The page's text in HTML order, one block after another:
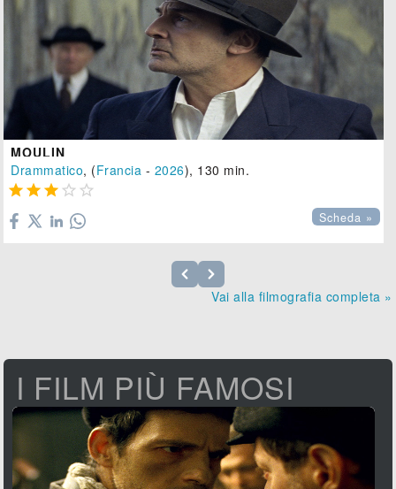
MOULIN
Drammatico, (Francia - 2026), 130 min.
    
Scheda »
Vai alla filmografia completa »
I FILM PIÙ FAMOSI